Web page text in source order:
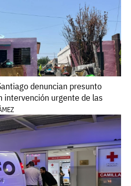
denuncian presunto
urgente de las